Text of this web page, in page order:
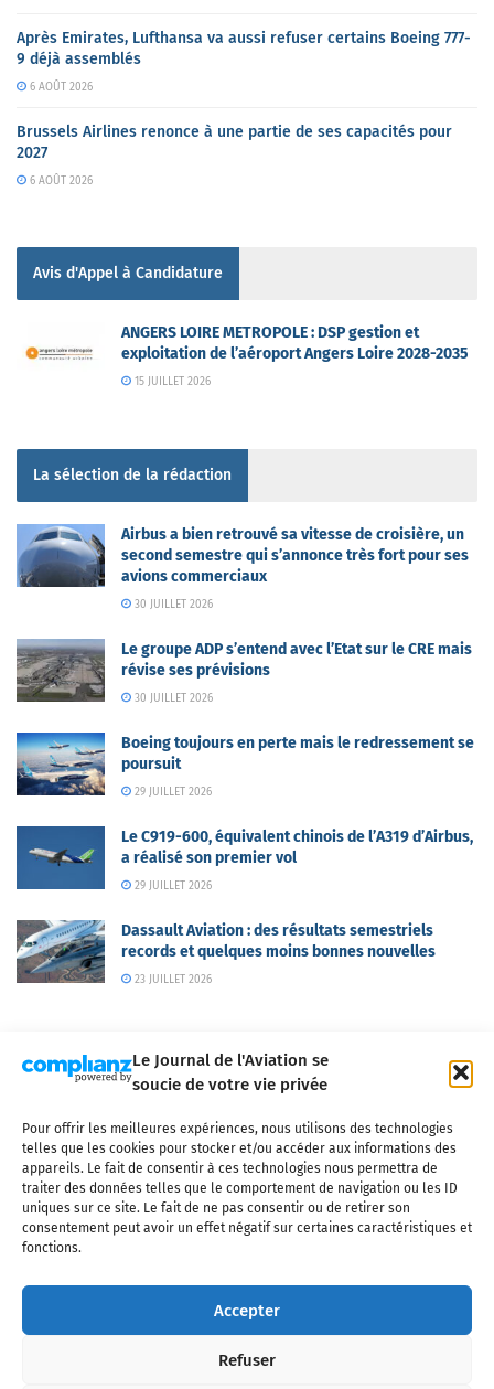
Le Journal de l'Aviation se
soucie de votre vie privée
Pour offrir les meilleures expériences, nous utilisons des technologies
telles que les cookies pour stocker et/ou accéder aux informations des
appareils. Le fait de consentir à ces technologies nous permettra de
traiter des données telles que le comportement de navigation ou les ID
uniques sur ce site. Le fait de ne pas consentir ou de retirer son
consentement peut avoir un effet négatif sur certaines caractéristiques et
fonctions.
Accepter
Refuser
Après Emirates, Lufthansa va aussi refuser certains Boeing 777-
9 déjà assemblés
6 AOÛT 2026
Brussels Airlines renonce à une partie de ses capacités pour
2027
6 AOÛT 2026
Avis d'Appel à Candidature
ANGERS LOIRE METROPOLE : DSP gestion et
exploitation de l’aéroport Angers Loire 2028-2035
15 JUILLET 2026
La sélection de la rédaction
Airbus a bien retrouvé sa vitesse de croisière, un
second semestre qui s’annonce très fort pour ses
avions commerciaux
30 JUILLET 2026
Le groupe ADP s’entend avec l’Etat sur le CRE mais
révise ses prévisions
30 JUILLET 2026
Boeing toujours en perte mais le redressement se
poursuit
29 JUILLET 2026
Le C919-600, équivalent chinois de l’A319 d’Airbus,
a réalisé son premier vol
29 JUILLET 2026
Dassault Aviation : des résultats semestriels
records et quelques moins bonnes nouvelles
23 JUILLET 2026
Qui sommes-nous ? Nous contacter
Partenaires
Mentions légales
CGV Politique de confidentialité Cookies
l'industrie aéronautique, l'aviation commerciale, l'aviation d'affaires, les
civils, l'aéronautique de défense et l'industrie spatiale. Toute reproduction,